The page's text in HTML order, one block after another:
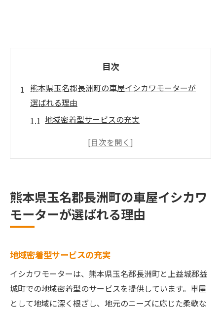
目次
熊本県玉名郡長洲町の車屋イシカワモーターが
選ばれる理由
地域密着型サービスの充実
顧客の信頼を得る厳選中古車
最新技術を取り入れたメンテナンス
地元に密着した熊本県の車屋サービスの魅力と
地域ニーズに応じたサービス提供
信頼のメンテナンス体制
お客様第一主義の接客方針
アフターサポートの手厚さ
熊本県玉名郡長洲町の車屋イシカワ
モーターが選ばれる理由
地域密着型サービスの充実
イシカワモーターは、熊本県玉名郡長洲町と上益城郡益
城町での地域密着型のサービスを提供しています。車屋
として地域に深く根ざし、地元のニーズに応じた柔軟な